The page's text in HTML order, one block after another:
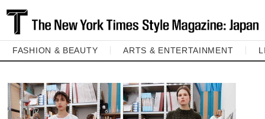
FASHION & BEAUTY ARTS & ENTERTAINMENT